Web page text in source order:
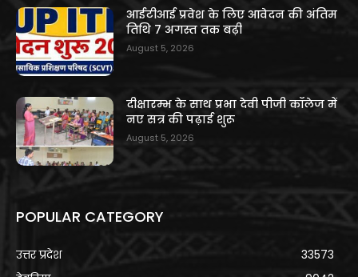
आईटीआई प्रवेश के लिए आवेदन की अंतिम
तिथि 7 अगस्त तक बढ़ी
August 5, 2026
दीक्षारम्भ के साथ प्रभा देवी पीजी कॉलेज में
नए सत्र की पढ़ाई शुरू
August 5, 2026
POPULAR CATEGORY
उत्तर प्रदेश
33573